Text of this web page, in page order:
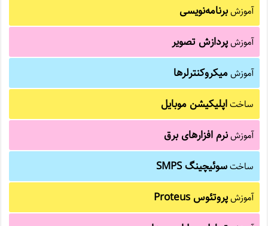
آموزشبرنامه‌نویسی
آموزشپردازش تصویر
آموزشمیکروکنترلرها
ساختاپلیکیشن موبایل
آموزشنرم افزارهای برق
ساختسوئیچینگ SMPS
آموزشپروتئوس Proteus